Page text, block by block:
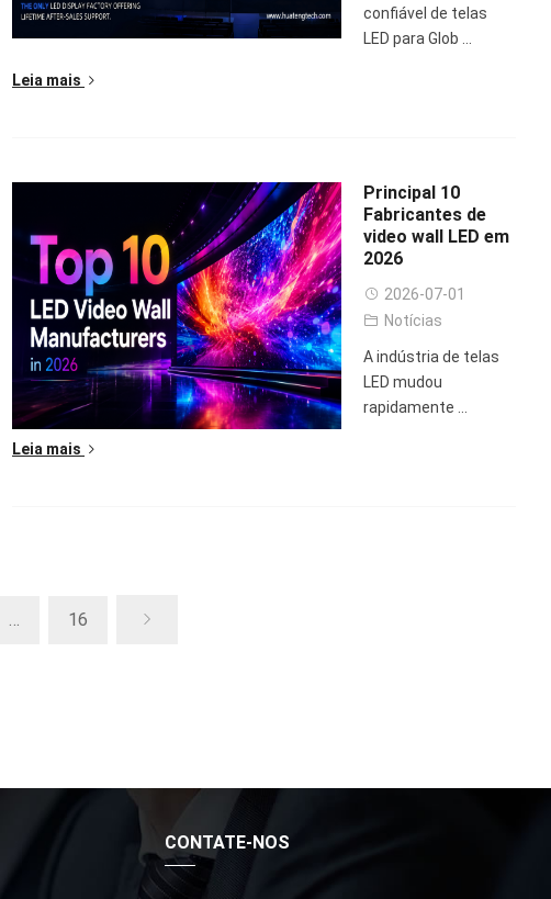
confiável de telas
LED para Glob ...
Leia mais
Principal 10
Fabricantes de
video wall LED em
2026
2026-07-01
Notícias
A indústria de telas
LED mudou
rapidamente ...
Leia mais
… 16
CONTATE-NOS